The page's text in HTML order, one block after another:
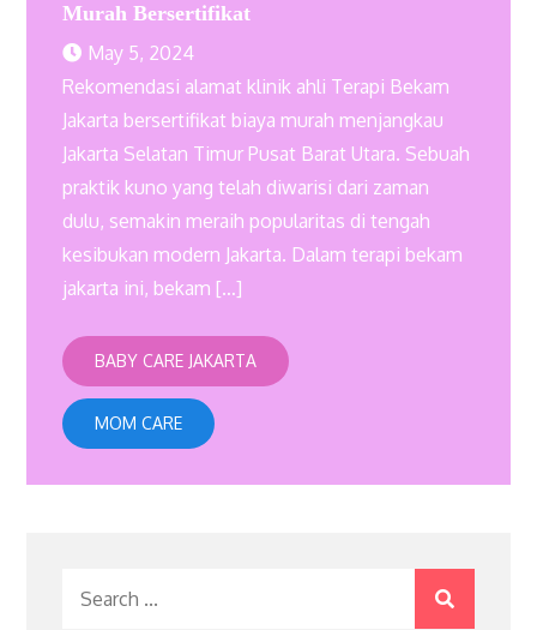
Murah Bersertifikat
May 5, 2024
Rekomendasi alamat klinik ahli Terapi Bekam
Jakarta bersertifikat biaya murah menjangkau
Jakarta Selatan Timur Pusat Barat Utara. Sebuah
praktik kuno yang telah diwarisi dari zaman
dulu, semakin meraih popularitas di tengah
kesibukan modern Jakarta. Dalam terapi bekam
jakarta ini, bekam […]
BABY CARE JAKARTA
MOM CARE
Search